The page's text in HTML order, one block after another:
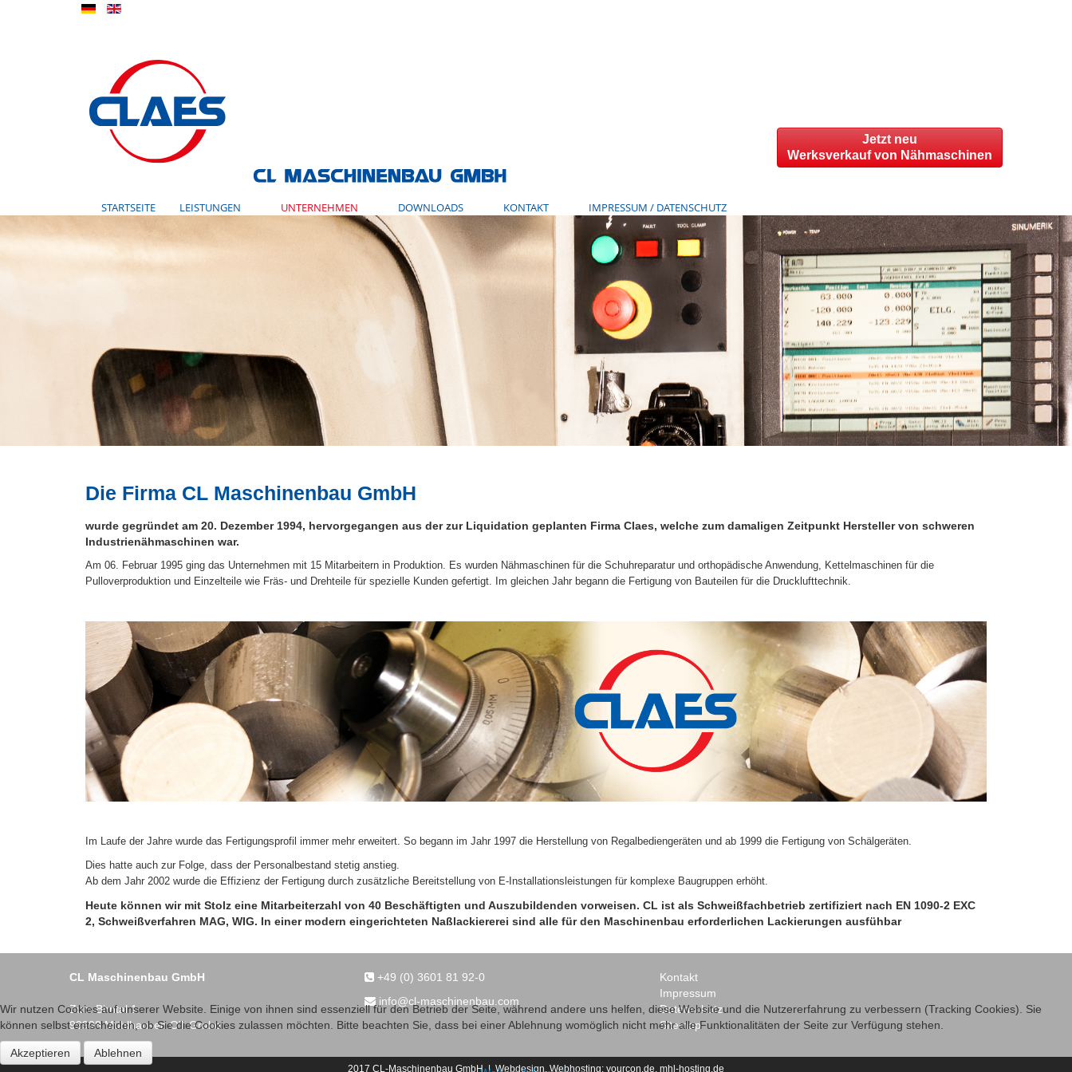
Jetzt neu
Werksverkauf von Nähmaschinen
STARTSEITE LEISTUNGEN UNTERNEHMEN DOWNLOADS KONTAKT IMPRESSUM / DATENSCHUTZ
Die Firma CL Maschinenbau GmbH
wurde gegründet am 20. Dezember 1994, hervorgegangen aus der zur Liquidation geplanten Firma Claes, welche zum damaligen Zeitpunkt Hersteller von schweren
Industrienähmaschinen war.
Am 06. Februar 1995 ging das Unternehmen mit 15 Mitarbeitern in Produktion. Es wurden Nähmaschinen für die Schuhreparatur und orthopädische Anwendung, Kettelmaschinen für die
Pulloverproduktion und Einzelteile wie Fräs- und Drehteile für spezielle Kunden gefertigt. Im gleichen Jahr begann die Fertigung von Bauteilen für die Drucklufttechnik.
Im Laufe der Jahre wurde das Fertigungsprofil immer mehr erweitert. So begann im Jahr 1997 die Herstellung von Regalbediengeräten und ab 1999 die Fertigung von Schälgeräten.
Dies hatte auch zur Folge, dass der Personalbestand stetig anstieg.
Ab dem Jahr 2002 wurde die Effizienz der Fertigung durch zusätzliche Bereitstellung von E-Installationsleistungen für komplexe Baugruppen erhöht.
Heute können wir mit Stolz eine Mitarbeiterzahl von 40 Beschäftigten und Auszubildenden vorweisen. CL ist als Schweißfachbetrieb zertifiziert nach EN 1090-2 EXC
2, Schweißverfahren MAG, WIG. In einer modern eingerichteten Naßlackiererei sind alle für den Maschinenbau erforderlichen Lackierungen ausfühbar
CL Maschinenbau GmbH
Zum Birntal 1
99998 Mühlhausen OT Grabe
+49 (0) 3601 81 92-0
info@cl-maschinenbau.com
Kontakt
Impressum
Datenschutz
Sitemap
2017 CL-Maschinenbau GmbH | Webdesign, Webhosting: yourcon.de, mhl-hosting.de
Wir nutzen Cookies auf unserer Website. Einige von ihnen sind essenziell für den Betrieb der Seite, während andere uns helfen, diese Website und die Nutzererfahrung zu verbessern (Tracking Cookies). Sie
können selbst entscheiden, ob Sie die Cookies zulassen möchten. Bitte beachten Sie, dass bei einer Ablehnung womöglich nicht mehr alle Funktionalitäten der Seite zur Verfügung stehen.
Akzeptieren
Ablehnen